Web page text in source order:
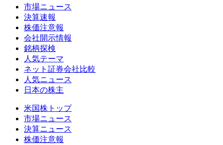
市場ニュース
決算速報
株価注意報
会社開示情報
銘柄探検
人気テーマ
ネット証券会社比較
人気ニュース
日本の株主
米国株トップ
市場ニュース
決算ニュース
株価注意報